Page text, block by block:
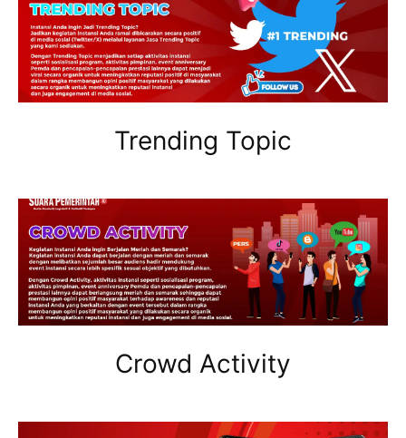
Trending Topic
Crowd Activity